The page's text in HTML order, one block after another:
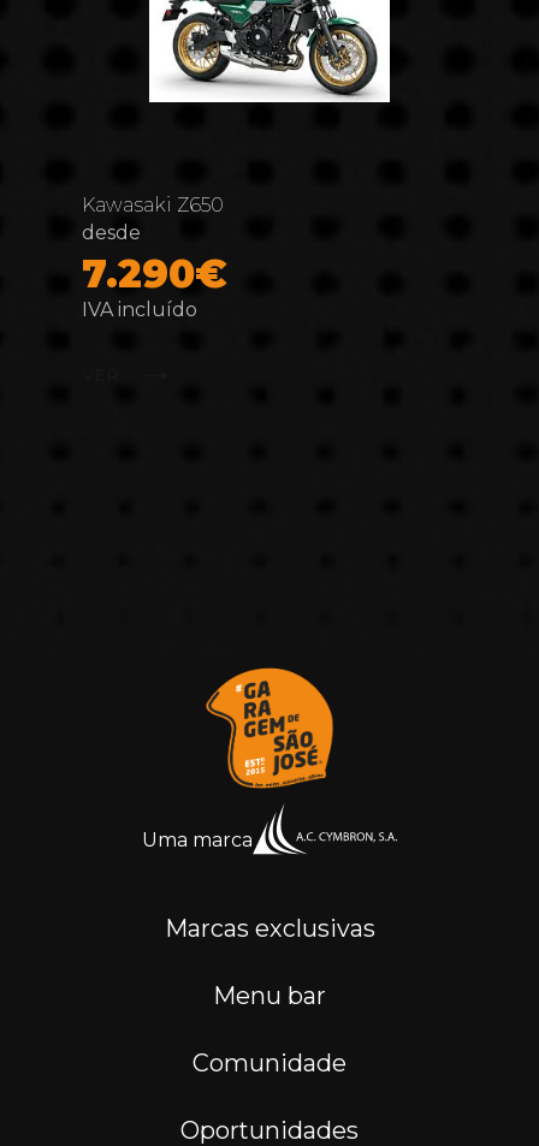
Kawasaki Z650
desde
7.290€
IVA incluído
Uma marca
Marcas exclusivas
Menu bar
Comunidade
Oportunidades